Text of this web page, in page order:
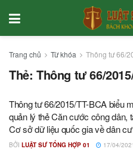
Trang chủ Từ khóa Thông tư 66/
Thẻ: Thông tư 66/
Thông tư 66/2015/TT-BCA biểu
quản lý thẻ Căn cước công dân,
Cơ sở dữ liệu quốc gia về dân cư
BỞI LUẬT SƯ TỔNG HỢP 01 17/04/